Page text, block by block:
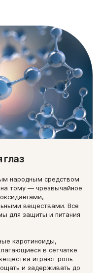
народным средством
тому — чрезвычайное
веществами. Все
для защиты и питания
каротиноиды,
в сетчатке
играют роль
и задерживать до